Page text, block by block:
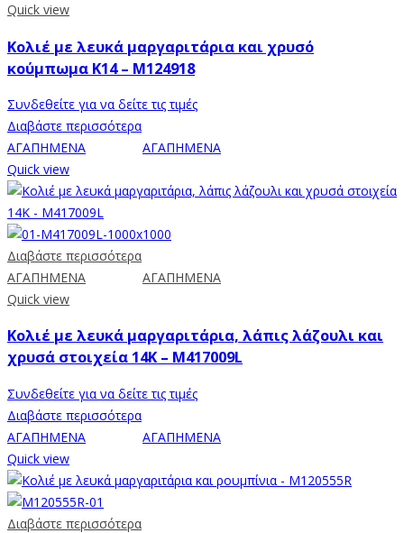
Quick view
Κολιέ με λευκά μαργαριτάρια και χρυσό
κούμπωμα K14 – M124918
Συνδεθείτε για να δείτε τις τιμές
Διαβάστε περισσότερα
ΑΓΑΠΗΜΕΝΑ
ΑΓΑΠΗΜΕΝΑ
Quick view
Διαβάστε περισσότερα
ΑΓΑΠΗΜΕΝΑ
ΑΓΑΠΗΜΕΝΑ
Quick view
Κολιέ με λευκά μαργαριτάρια, λάπις λάζουλι και
χρυσά στοιχεία 14K – M417009L
Συνδεθείτε για να δείτε τις τιμές
Διαβάστε περισσότερα
ΑΓΑΠΗΜΕΝΑ
ΑΓΑΠΗΜΕΝΑ
Quick view
Διαβάστε περισσότερα